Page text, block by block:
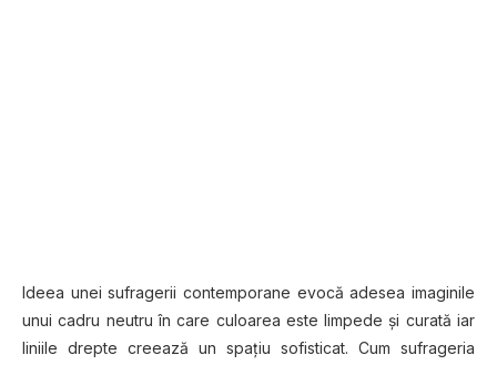
Ideea unei sufragerii contemporane evocă adesea imaginile
unui cadru neutru în care culoarea este limpede şi curată iar
liniile drepte creează un spaţiu sofisticat. Cum sufrageria